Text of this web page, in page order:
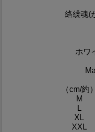
絡繰魂(
ホワ
（cm/約）
M
L
XL
XXL